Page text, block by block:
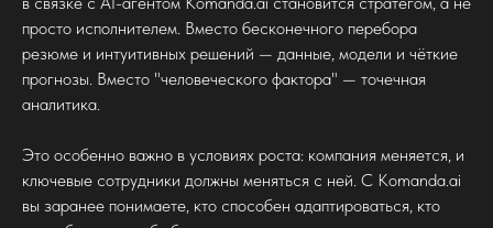
просто исполнителем. Вместо бесконечного перебора
резюме и интуитивных решений — данные, модели и чёткие
прогнозы. Вместо "человеческого фактора" — точечная
аналитика.
Это особенно важно в условиях роста: компания меняется, и
ключевые сотрудники должны меняться с ней. С Komanda.ai
вы заранее понимаете, кто способен адаптироваться, кто